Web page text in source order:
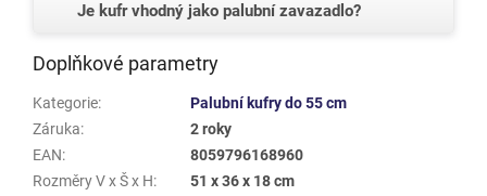
Je kufr vhodný jako palubní zavazadlo?
Doplňkové parametry
Kategorie:
Palubní kufry do 55 cm
Záruka:
2 roky
EAN:
8059796168960
Rozměry V x Š x H:
51 x 36 x 18 cm